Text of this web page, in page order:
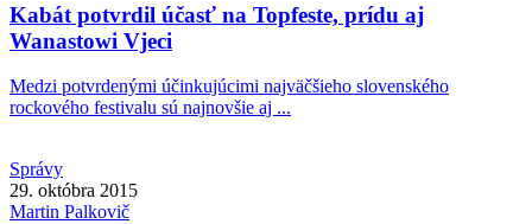
Kabát potvrdil účasť na Topfeste, prídu aj
Wanastowi Vjeci
Medzi potvrdenými účinkujúcimi najväčšieho slovenského
rockového festivalu sú najnovšie aj ...
Správy
29. októbra 2015
Martin Palkovič